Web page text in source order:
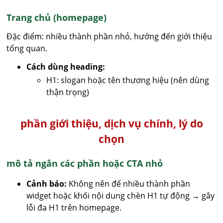
Trang chủ (homepage)
Đặc điểm: nhiều thành phần nhỏ, hướng đến giới thiệu
tổng quan.
Cách dùng heading:
H1: slogan hoặc tên thương hiệu (nên dùng
thận trọng)
phần giới thiệu, dịch vụ chính, lý do
chọn
mô tả ngắn các phần hoặc CTA nhỏ
Cảnh báo: Không nên để nhiều thành phần
widget hoặc khối nội dung chèn H1 tự động → gây
lỗi đa H1 trên homepage.